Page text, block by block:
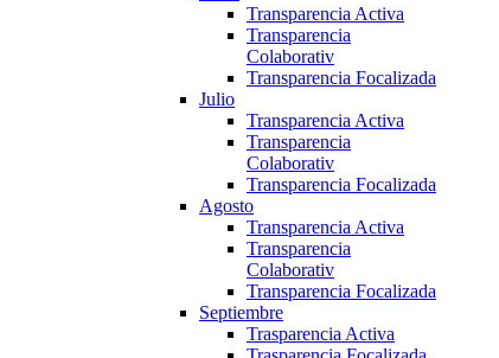
Transparencia Activa
Transparencia
Colaborativ
Transparencia Focalizada
Julio
Transparencia Activa
Transparencia
Colaborativ
Transparencia Focalizada
Agosto
Transparencia Activa
Transparencia
Colaborativ
Transparencia Focalizada
Septiembre
Trasparencia Activa